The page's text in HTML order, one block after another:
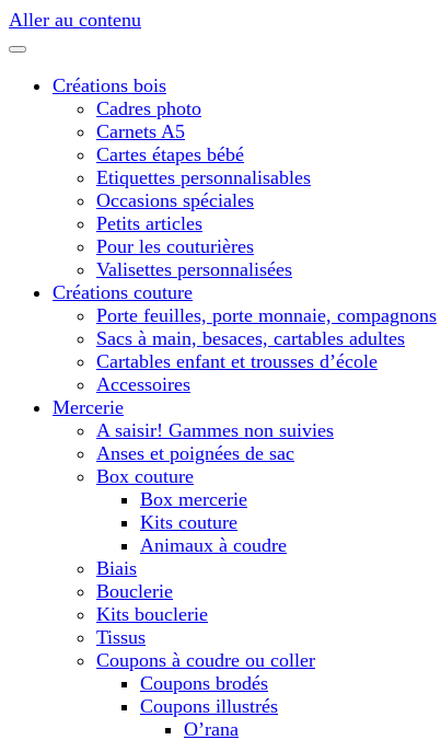
Aller au contenu
Créations bois
Cadres photo
Carnets A5
Cartes étapes bébé
Etiquettes personnalisables
Occasions spéciales
Petits articles
Pour les couturières
Valisettes personnalisées
Créations couture
Porte feuilles, porte monnaie, compagnons
Sacs à main, besaces, cartables adultes
Cartables enfant et trousses d’école
Accessoires
Mercerie
A saisir! Gammes non suivies
Anses et poignées de sac
Box couture
Box mercerie
Kits couture
Animaux à coudre
Biais
Bouclerie
Kits bouclerie
Tissus
Coupons à coudre ou coller
Coupons brodés
Coupons illustrés
O’rana